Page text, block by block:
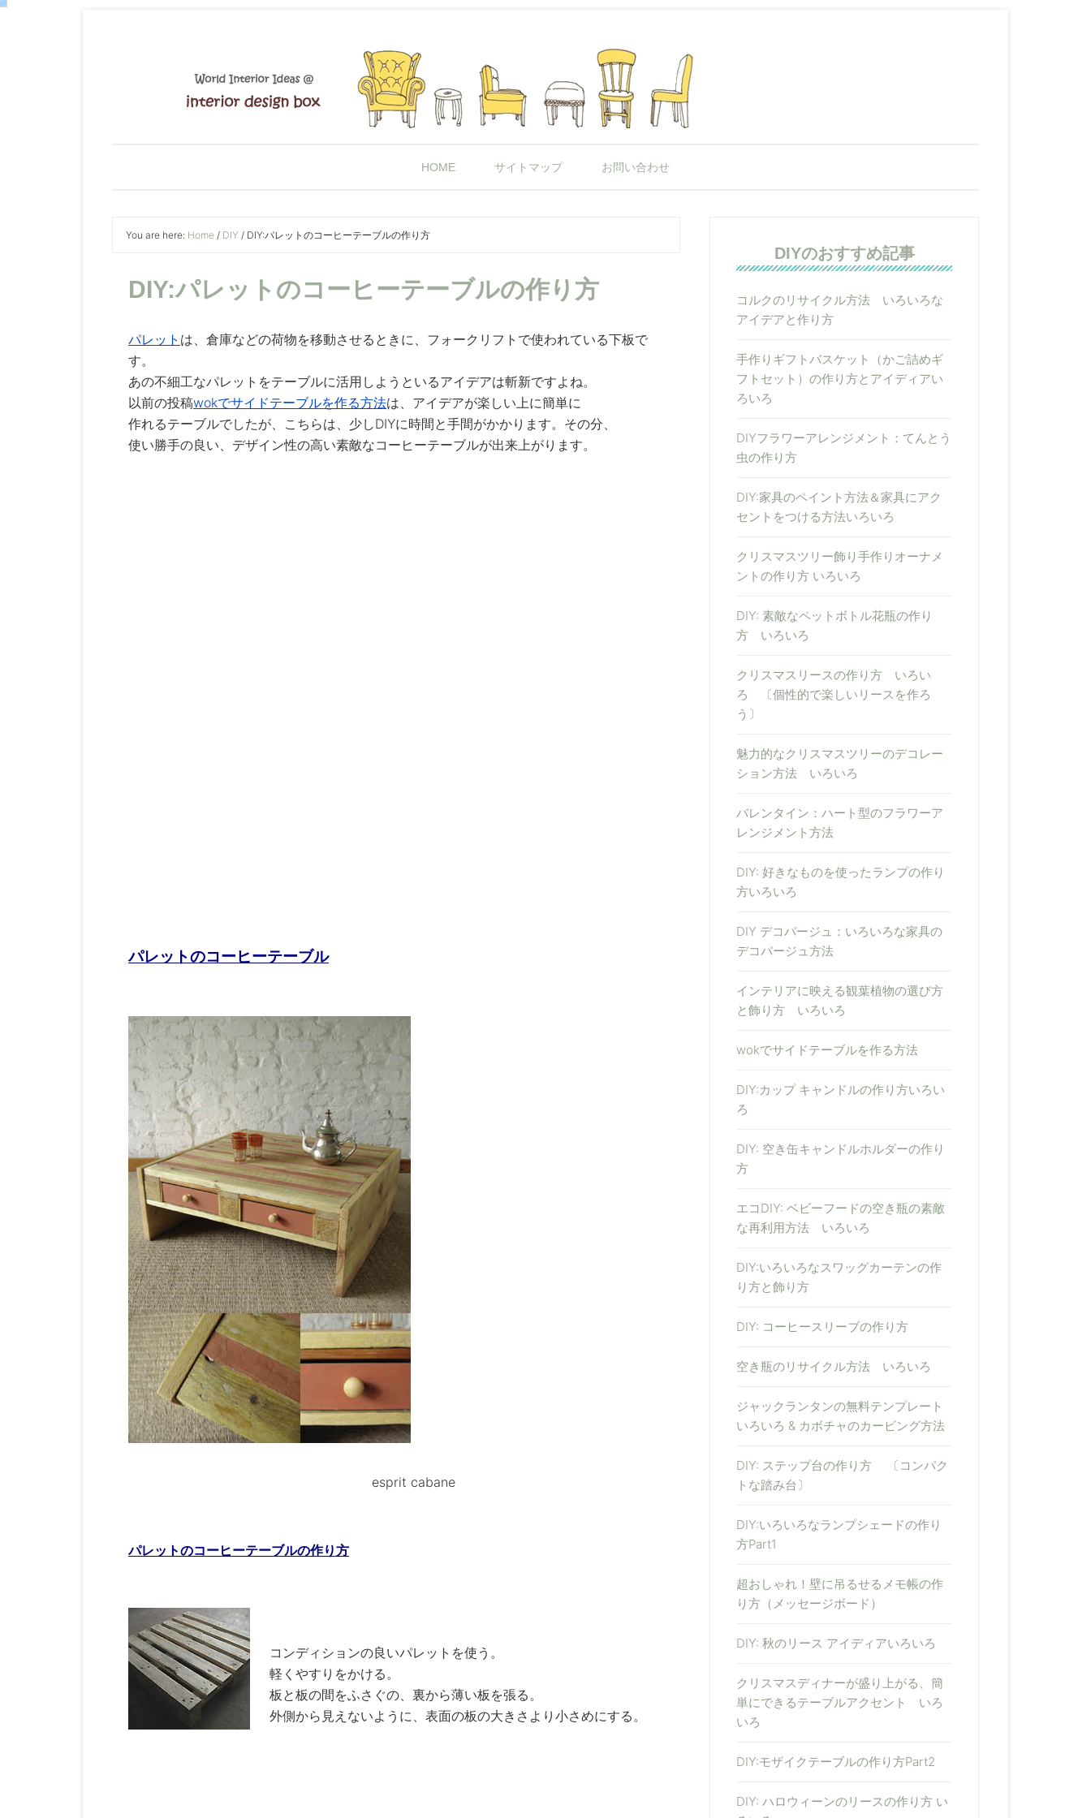
HOME サイトマップ お問い合わせ
You are here: Home / DIY / DIY:パレットのコーヒーテーブルの作り方
DIY:パレットのコーヒーテーブルの作り方
パレット は、倉庫などの荷物を移動させるときに、フォークリフトで使われている下板で
す。
あの不細工なパレットをテーブルに活用しようといるアイデアは斬新ですよね。
以前の投稿wokでサイドテーブルを作る方法は、アイデアが楽しい上に簡単に
作れるテーブルでしたが、こちらは、少しDIYに時間と手間がかかります。その分、
使い勝手の良い、デザイン性の高い素敵なコーヒーテーブルが出来上がります。
パレットのコーヒーテーブル
esprit cabane
パレットのコーヒーテーブルの作り方
コンディションの良いパレットを使う。
軽くやすりをかける。
板と板の間をふさぐの、裏から薄い板を張る。
外側から見えないように、表面の板の大きさより小さめにする。
DIYのおすすめ記事
コルクのリサイクル方法 いろいろな
アイデアと作り方
手作りギフトバスケット（かご詰めギ
フトセット）の作り方とアイディアい
ろいろ
DIYフラワーアレンジメント：てんとう
虫の作り方
DIY:家具のペイント方法＆家具にアク
セントをつける方法いろいろ
クリスマスツリー飾り手作りオーナメ
ントの作り方 いろいろ
DIY: 素敵なペットボトル花瓶の作り
方 いろいろ
クリスマスリースの作り方 いろい
ろ 〔個性的で楽しいリースを作ろ
う〕
魅力的なクリスマスツリーのデコレー
ション方法 いろいろ
バレンタイン：ハート型のフラワーア
レンジメント方法
DIY: 好きなものを使ったランプの作り
方いろいろ
DIY デコパージュ：いろいろな家具の
デコパージュ方法
インテリアに映える観葉植物の選び方
と飾り方 いろいろ
wokでサイドテーブルを作る方法
DIY:カップ キャンドルの作り方いろい
ろ
DIY: 空き缶キャンドルホルダーの作り
方
エコDIY: ベビーフードの空き瓶の素敵
な再利用方法 いろいろ
DIY:いろいろなスワッグカーテンの作
り方と飾り方
DIY: コーヒースリーブの作り方
空き瓶のリサイクル方法 いろいろ
ジャックランタンの無料テンプレート
いろいろ & カボチャのカービング方法
DIY: ステップ台の作り方 〔コンパク
トな踏み台〕
DIY:いろいろなランプシェードの作り
方Part1
超おしゃれ！壁に吊るせるメモ帳の作
り方（メッセージボード）
DIY: 秋のリース アイディアいろいろ
クリスマスディナーが盛り上がる、簡
単にできるテーブルアクセント いろ
いろ
DIY:モザイクテーブルの作り方Part2
DIY: ハロウィーンのリースの作り方 い